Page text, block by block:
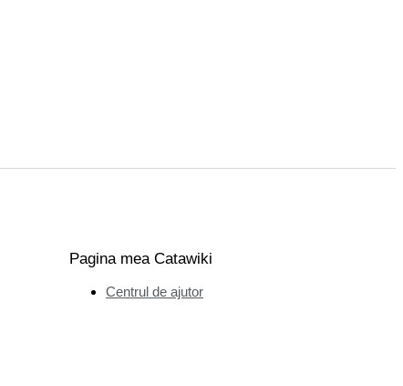
Pagina mea Catawiki
Centrul de ajutor